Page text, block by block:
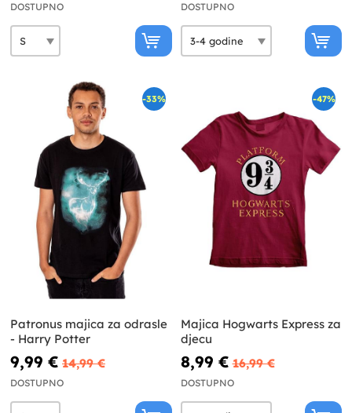
DOSTUPNO DOSTUPNO
-33%
Patronus majica za odrasle
- Harry Potter
9,99 € 14,99 €
DOSTUPNO
-47%
Majica Hogwarts Express za
djecu
8,99 € 16,99 €
DOSTUPNO